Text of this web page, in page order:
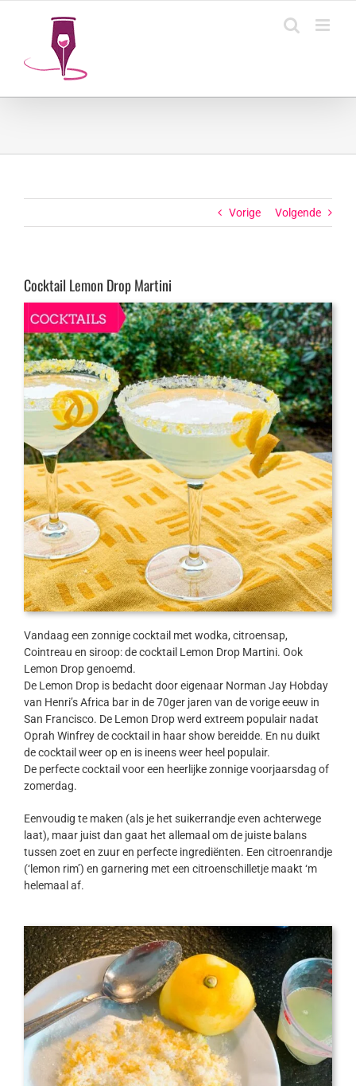
Vorige Volgende
Cocktail Lemon Drop Martini
Vandaag een zonnige cocktail met wodka, citroensap,
Cointreau en siroop: de cocktail Lemon Drop Martini. Ook
Lemon Drop genoemd.
De Lemon Drop is bedacht door eigenaar Norman Jay Hobday
van Henri’s Africa bar in de 70ger jaren van de vorige eeuw in
San Francisco. De Lemon Drop werd extreem populair nadat
Oprah Winfrey de cocktail in haar show bereidde. En nu duikt
de cocktail weer op en is ineens weer heel populair.
De perfecte cocktail voor een heerlijke zonnige voorjaarsdag of
zomerdag.
Eenvoudig te maken (als je het suikerrandje even achterwege
laat), maar juist dan gaat het allemaal om de juiste balans
tussen zoet en zuur en perfecte ingrediënten. Een citroenrandje
(‘lemon rim’) en garnering met een citroenschilletje maakt ‘m
helemaal af.